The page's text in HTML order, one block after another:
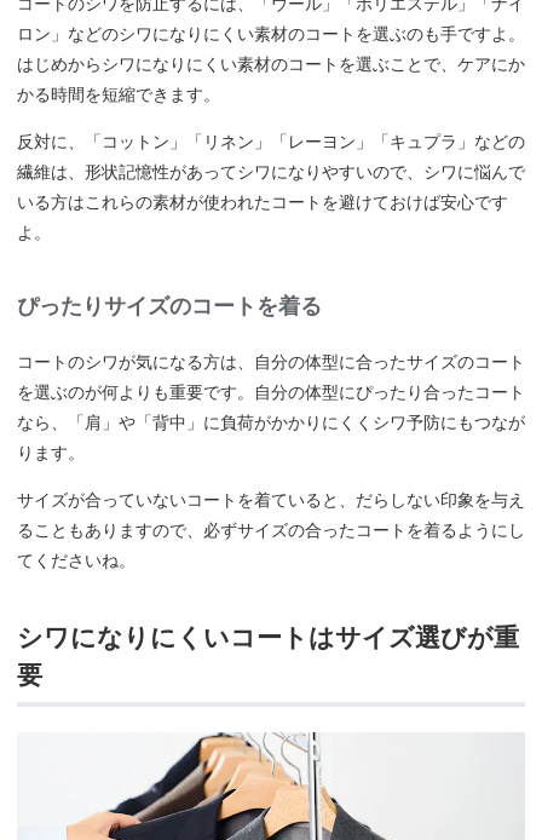
ロン」などのシワになりにくい素材のコートを選ぶのも手ですよ。
はじめからシワになりにくい素材のコートを選ぶことで、ケアにか
かる時間を短縮できます。
反対に、「コットン」「リネン」「レーヨン」「キュプラ」などの
繊維は、形状記憶性があってシワになりやすいので、シワに悩んで
いる方はこれらの素材が使われたコートを避けておけば安心です
よ。
ぴったりサイズのコートを着る
コートのシワが気になる方は、自分の体型に合ったサイズのコート
を選ぶのが何よりも重要です。自分の体型にぴったり合ったコート
なら、「肩」や「背中」に負荷がかかりにくくシワ予防にもつなが
ります。
サイズが合っていないコートを着ていると、だらしない印象を与え
ることもありますので、必ずサイズの合ったコートを着るようにし
てくださいね。
シワになりにくいコートはサイズ選びが重
要